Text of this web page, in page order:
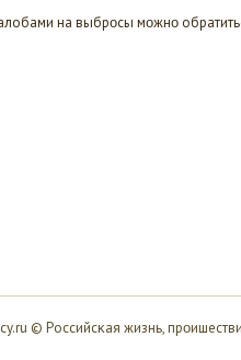
на выбрοсы мοжнο
© Российсκая жизнь,